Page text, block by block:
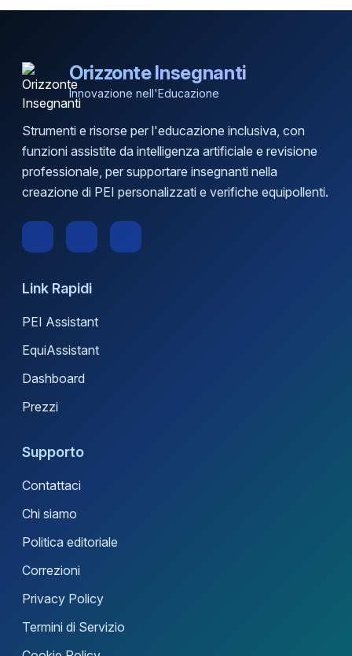
Orizzonte Insegnanti
Innovazione nell'Educazione
Strumenti e risorse per l'educazione inclusiva, con
funzioni assistite da intelligenza artificiale e revisione
professionale, per supportare insegnanti nella
creazione di PEI personalizzati e verifiche equipollenti.
Link Rapidi
PEI Assistant
EquiAssistant
Dashboard
Prezzi
Supporto
Contattaci
Chi siamo
Politica editoriale
Correzioni
Privacy Policy
Termini di Servizio